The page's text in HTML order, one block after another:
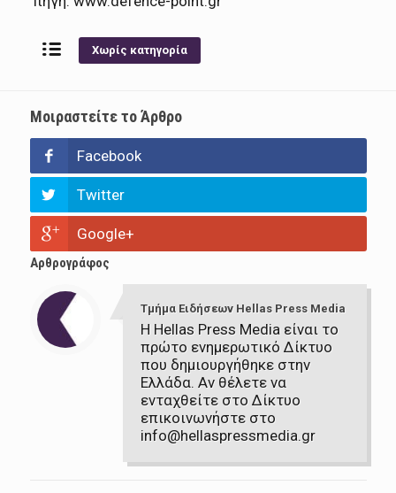
Χωρίς κατηγορία
Μοιραστείτε το Άρθρο
Facebook
Twitter
Google+
Αρθρογράφος
Τμήμα Ειδήσεων Hellas Press Media
Η Hellas Press Media είναι το
πρώτο ενημερωτικό Δίκτυο
που δημιουργήθηκε στην
Ελλάδα. Αν θέλετε να
ενταχθείτε στο Δίκτυο
επικοινωνήστε στο
info@hellaspressmedia.gr